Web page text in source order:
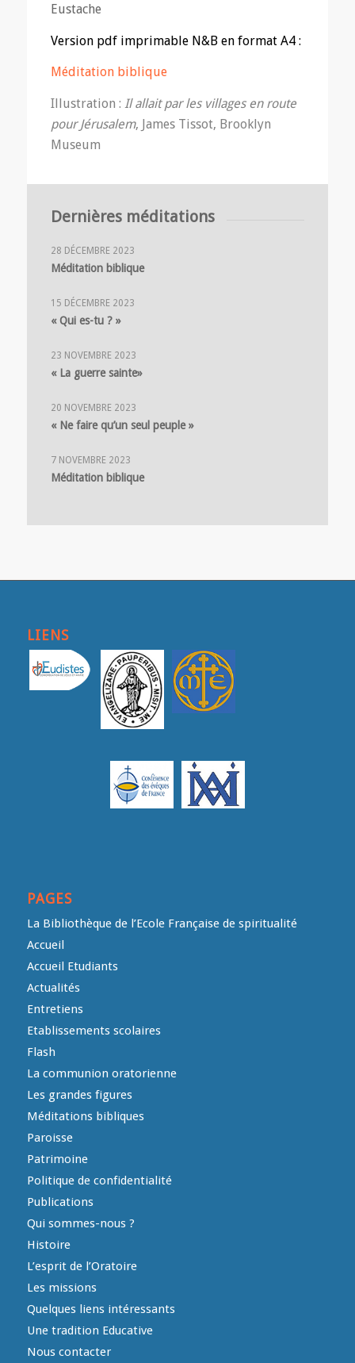
Eustache
Version pdf imprimable N&B en format A4 :
Méditation biblique
Illustration : Il allait par les villages en route
pour Jérusalem, James Tissot, Brooklyn
Museum
Dernières méditations
28 DÉCEMBRE 2023
Méditation biblique
15 DÉCEMBRE 2023
« Qui es-tu ? »
23 NOVEMBRE 2023
« La guerre sainte»
20 NOVEMBRE 2023
« Ne faire qu’un seul peuple »
7 NOVEMBRE 2023
Méditation biblique
LIENS
PAGES
La Bibliothèque de l’Ecole Française de spiritualité
Accueil
Accueil Etudiants
Actualités
Entretiens
Etablissements scolaires
Flash
La communion oratorienne
Les grandes figures
Méditations bibliques
Paroisse
Patrimoine
Politique de confidentialité
Publications
Qui sommes-nous ?
Histoire
L’esprit de l’Oratoire
Les missions
Quelques liens intéressants
Une tradition Educative
Nous contacter